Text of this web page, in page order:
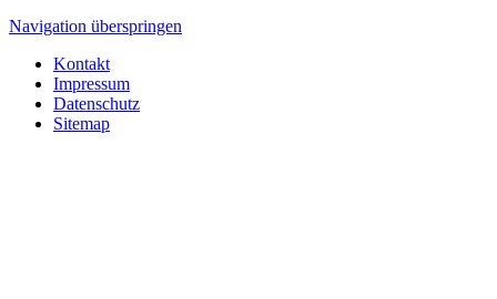
Navigation überspringen
Kontakt
Impressum
Datenschutz
Sitemap